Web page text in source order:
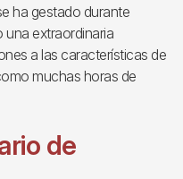
ha gestado durante
una extraordinaria
a las características de
muchas horas de
de